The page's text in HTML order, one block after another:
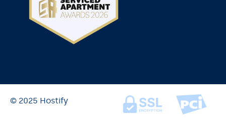
© 2025 Hostify